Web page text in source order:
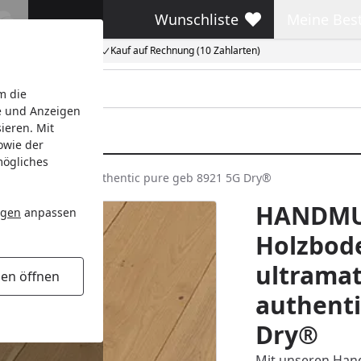
die
Anzeigen
Mit
der
anpassen
öffnen
Kauf auf Rechnung (10 Zahlarten)
Wunschliste
Wunschliste
Eiche authentic pure geb 8921 5G Dry®
Dry®